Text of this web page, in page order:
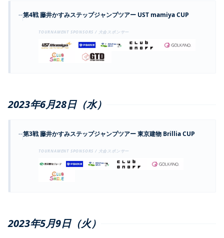
--第4戦 藤井かすみステップジャンプツアー UST mamiya CUP
TOURNAMENT SPONSORS / 大会スポンサー
2023年6月28日（水）
--第3戦 藤井かすみステップジャンプツアー 東京建物 Brillia CUP
TOURNAMENT SPONSORS / 大会スポンサー
2023年5月9日（火）